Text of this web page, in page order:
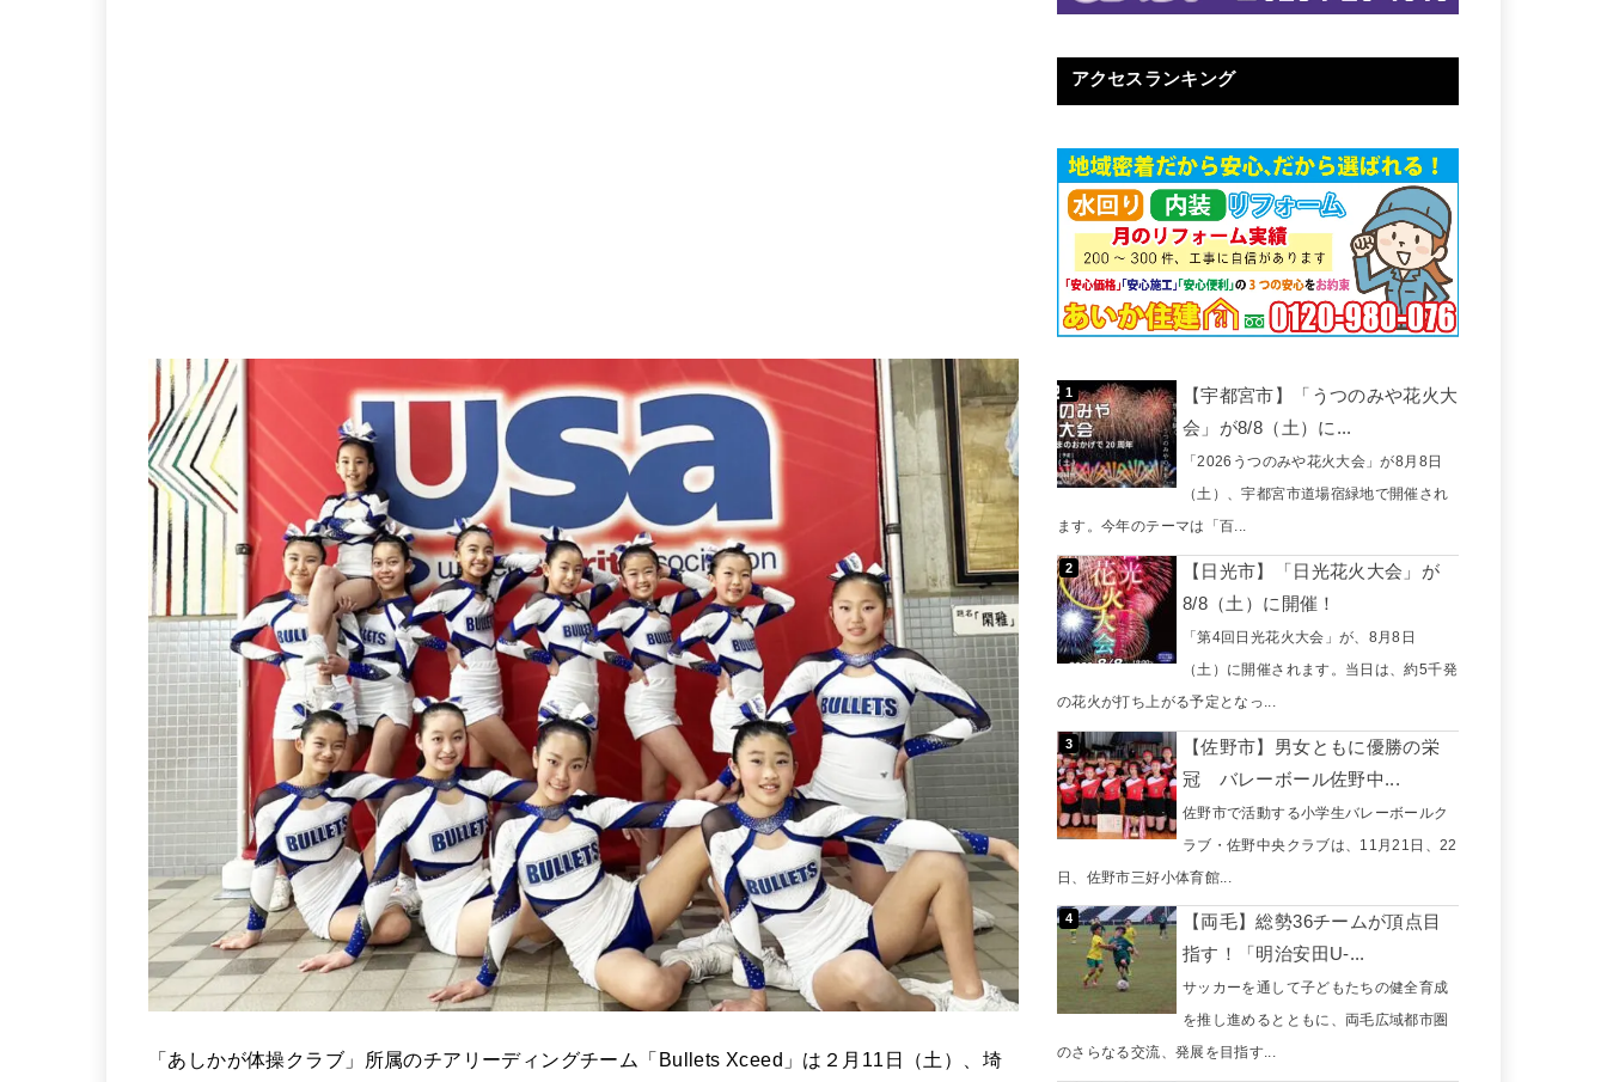
「あしかが体操クラブ」所属のチアリーディングチーム「Bullets Xceed」は２月11日（土）、埼
アクセスランキング
【宇都宮市】「うつのみや花火大
会」が8/8（土）に...
「2026うつのみや花火大会」が8月8日
（土）、宇都宮市道場宿緑地で開催され
ます。今年のテーマは「百...
【日光市】「日光花火大会」が
8/8（土）に開催！
「第4回日光花火大会」が、8月8日
（土）に開催されます。当日は、約5千発
の花火が打ち上がる予定となっ...
【佐野市】男女ともに優勝の栄
冠 バレーボール佐野中...
佐野市で活動する小学生バレーボールク
ラブ・佐野中央クラブは、11月21日、22
日、佐野市三好小体育館...
【両毛】総勢36チームが頂点目
指す！「明治安田U-...
サッカーを通して子どもたちの健全育成
を推し進めるとともに、両毛広域都市圏
のさらなる交流、発展を目指す...